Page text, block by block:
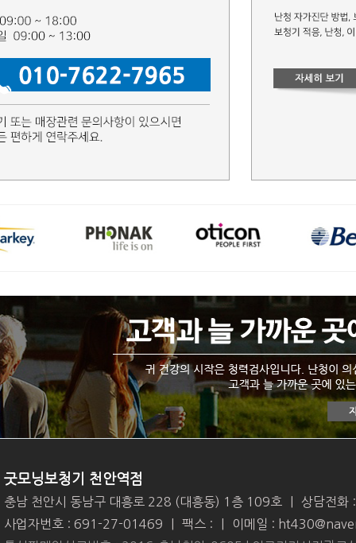
굿모닝보청기 천안역점
충남 천안시 동남구 대흥로 228 (대흥동) 1층 109호
상담전화
사업자번호 : 691-27-01469
팩스 :
이메일 :